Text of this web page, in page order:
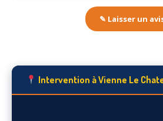
✎ Laisser un
Intervention à Vienne Le